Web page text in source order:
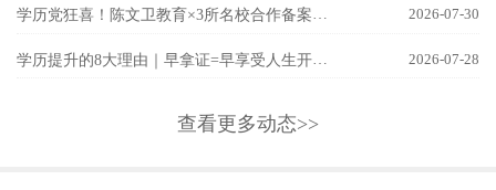
学历党狂喜！陈文卫教育×3所名校合作备案成功！ 2026-07-30
2026-07-28
查看更多动态>>